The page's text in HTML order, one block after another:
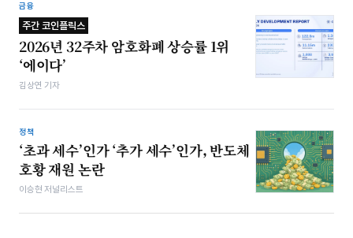
금융
주간 코인플릭스
2026년 32주차 암호화폐 상승률 1위
‘에이다’
김상연 기자
정책
‘초과 세수’인가 ‘추가 세수’인가, 반도체
호황 재원 논란
이승현 저널리스트